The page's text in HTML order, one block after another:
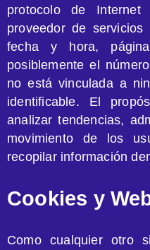
protocolo de
proveedor de
fecha y hora,
posiblemente el
no está vinculada a
identificable. El
analizar tendencias,
movimiento de los
recopilar información
Cookies y
Como cualquier otro